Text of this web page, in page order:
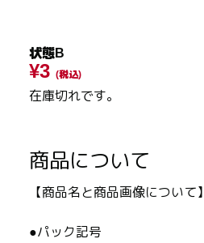
状態B
¥3 (税込)
在庫切れです。
商品について
【商品名と商品画像について】
●パック記号